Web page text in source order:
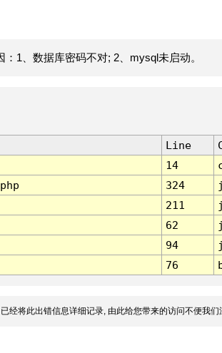
1、数据库密码不对; 2、mysql未启动。
Line
14
324
211
62
94
76
经将此出错信息详细记录, 由此给您带来的访问不便我们